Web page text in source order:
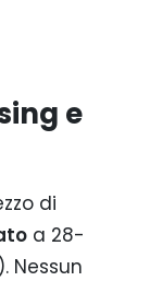
e
di
a 28-
Nessun